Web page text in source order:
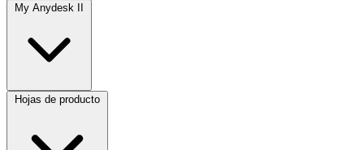
My Anydesk II
Hojas de producto